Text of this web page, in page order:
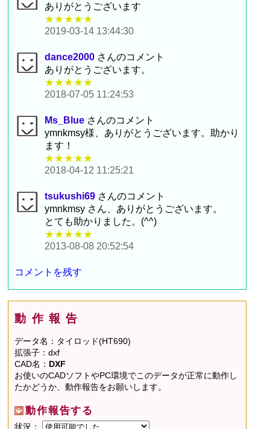
ありがとうございます
★★★★★
2019-03-14 13:44:30
dance2000 さんのコメント
ありがとうございます。
★★★★★
2018-07-05 11:24:53
Ms_Blue さんのコメント
ymnkmsy様、ありがとうございます。助かり
ます！
★★★★★
2018-04-12 11:25:21
tsukushi69 さんのコメント
ymnkmsy さん、ありがとうございます。
とても助かりました。(^^)
★★★★★
2013-08-08 20:52:54
コメントを残す
動作報告
データ名：タイロッド(HT690)
拡張子：dxf
CAD名： DXF
お使いのCADソフトやPC環境でこのデータが正常に動作し
たかどうか、動作報告をお願いします。
動作報告する
状況：